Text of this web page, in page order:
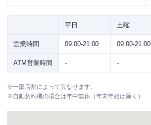
平日 土曜
営業時間 09:00-21:00 09:00-21:00
ATM営業時間 - -
※一部店舗によって異なります。
※自動契約機の場合は年中無休（年末年始は除く）